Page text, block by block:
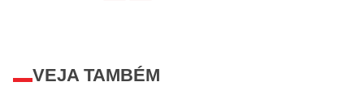
VEJA TAMBÉM